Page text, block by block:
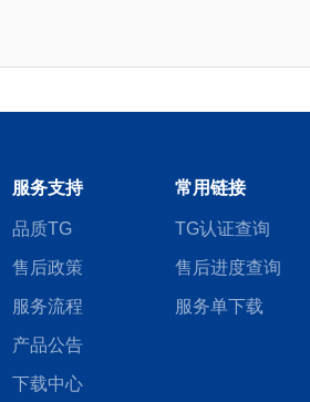
服务支持
品质TG
售后政策
服务流程
产品公告
下载中心
常用链接
TG认证查询
售后进度查询
服务单下载